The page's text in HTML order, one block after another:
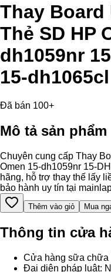
Thay Board
Thẻ SD HP
dh1059nr
15-dh1065cl
Đã bán 100+
Mô tả sản phẩm
Chuyên cung cấp Thay
Omen 15-dh1059nr 15-
hãng, hỗ trợ thay thế lấy
bảo hành uy tín tại
Thêm vào giỏ Mua
Thông tin cửa
Cửa hàng sữa chữa
Đại diện pháp luật: